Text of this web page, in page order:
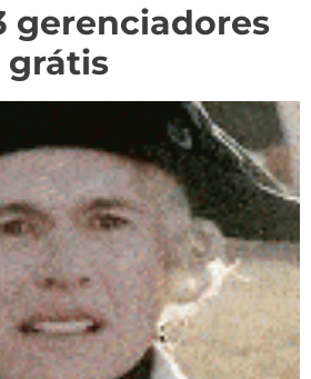
gerenciadores
grátis